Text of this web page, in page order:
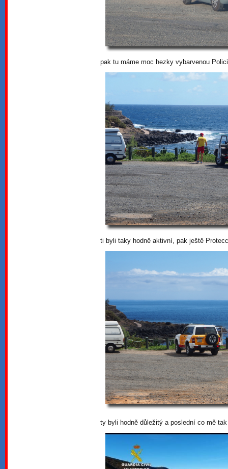
pak tu máme moc hezky vybarvenou
ti byli taky hodně aktivní, pak ještě
ty byli hodně důležitý a poslední co mě